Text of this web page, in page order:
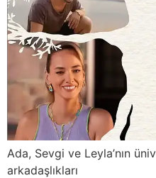
Ada, Sevgi ve Leyla’nın
arkadaşlıkları